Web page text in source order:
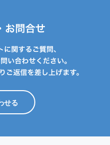
お問合せ
関するご質問、
い合わせください。
返信を差し上げます。
せる